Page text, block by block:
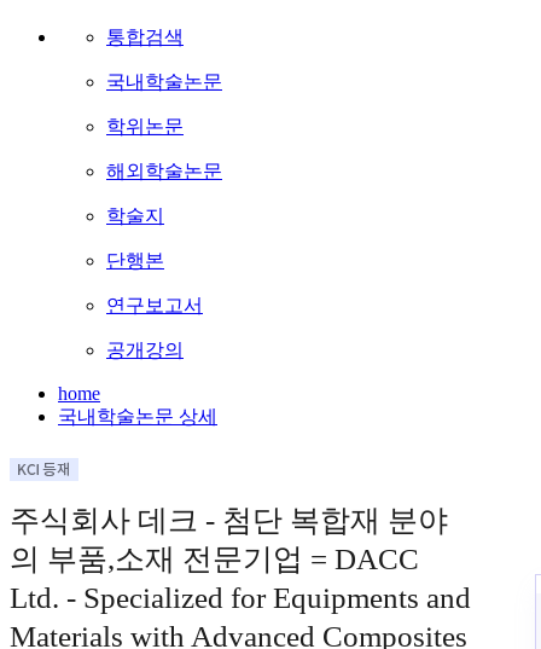
통합검색
국내학술논문
학위논문
해외학술논문
학술지
단행본
연구보고서
공개강의
home
국내학술논문 상세
주식회사 데크 - 첨단 복합재 분야
의 부품,소재 전문기업 = DACC
Ltd. - Specialized for Equipments and
Materials with Advanced Composites